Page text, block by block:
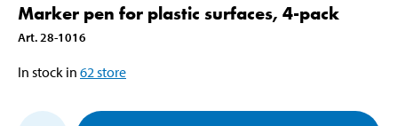
Marker pen for plastic surfaces, 4-pack
Art. 28-1016
In stock in 62 store